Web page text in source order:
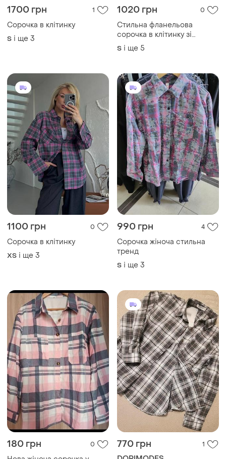
1700 грн 1
Сорочка в клітинку
S і ще 3
1020 грн 0
Стильна фланельова
сорочка в клітинку зі
стразами
S і ще 5
1100 грн 0
Сорочка в клітинку
ХS і ще 3
990 грн 4
Сорочка жіноча стильна
тренд
S і ще 3
180 грн 0 770 грн 1